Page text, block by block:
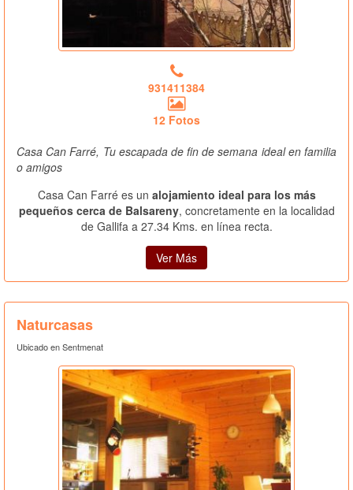
931411384
12 Fotos
Casa Can Farré, Tu escapada de fin de semana ideal en familia
o amigos
Casa Can Farré es un alojamiento ideal para los más
pequeños cerca de Balsareny, concretamente en la localidad
de Gallifa a 27.34 Kms. en línea recta.
Ver Más
Naturcasas
Ubicado en Sentmenat